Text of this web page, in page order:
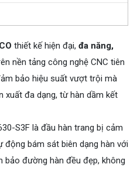
thiết kế hiện đại, đa năng,
nền tảng công nghệ CNC tiên
bảo hiệu suất vượt trội mà
xuất đa dạng, từ hàn dầm kết
S3F là đầu hàn trang bị cảm
động bám sát biên dạng hàn với
đường hàn đều đẹp, không